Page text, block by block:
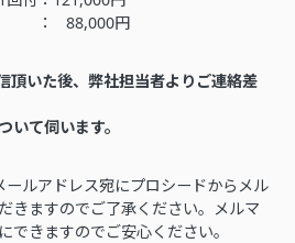
： 88,000円
頂いた後、弊社担当者よりご連絡差
いて伺います。
ルアドレス宛にプロシードからメル
きますのでご了承ください。メルマ
できますのでご安心ください。